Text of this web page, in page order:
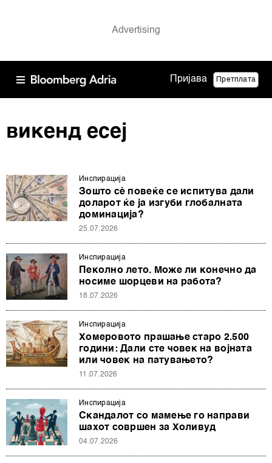
Пријава Претплата
викенд есеј
Инспирација
Зошто сè повеќе се испитува дали
доларот ќе ја изгуби глобалната
доминација?
25.07.2026
Инспирација
Пеколно лето. Може ли конечно да
носиме шорцеви на работа?
18.07.2026
Инспирација
Хомеровото прашање старо 2.500
години: Дали сте човек на војната
или човек на патувањето?
11.07.2026
Инспирација
Скандалот со мамење го направи
шахот совршен за Холивуд
04.07.2026